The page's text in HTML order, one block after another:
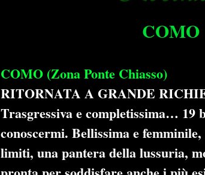
COMO
COMO (Zona Ponte Chiasso)
RITORNATA A GRANDE
Trasgressiva e completissima… 19
conoscermi. Bellissima e
limiti, una pantera della lussuria,